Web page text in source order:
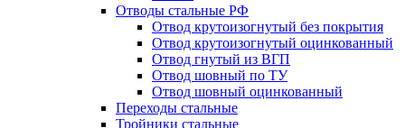
Отводы стальные РФ
Отвод крутоизогнутый без покрытия
Отвод крутоизогнутый оцинкованный
Отвод гнутый из ВГП
Отвод шовный по ТУ
Отвод шовный оцинкованный
Переходы стальные
Тройники стальные